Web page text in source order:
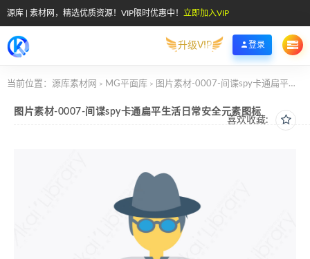
源库 | 素材网，精选优质资源！VIP限时优惠中！ 立即加入VIP
升级VIP 登录
当前位置： 源库素材网 > MG平面库 > 图片素材-0007-间谍spy卡通扁平生活日常安全元素图标
喜欢收藏:
图片素材-0007-间谍spy卡通扁平生活日常安全元素图标